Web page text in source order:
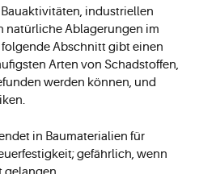
industriellen
natürliche Ablagerungen im
folgende Abschnitt gibt einen
Arten von Schadstoffen,
werden können, und
in Baumaterialien für
gefährlich, wenn